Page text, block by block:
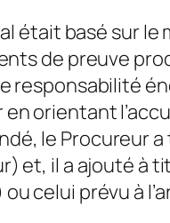
était basé sur
de preuve
responsabilité
en orientant
le Procureur
et, il a ajouté à
celui prévu à